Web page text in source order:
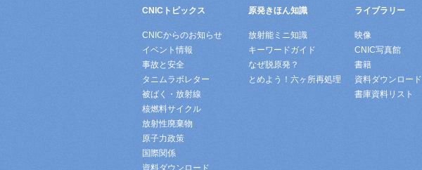
CNICトピックス
CNICからのお知らせ
イベント情報
事故と安全
タニムラボレター
被ばく・放射線
核燃料サイクル
放射性廃棄物
原子力政策
国際関係
原発きほん知識
放射能ミニ知識
キーワードガイド
なぜ脱原発？
とめよう！六ヶ所再処理
ライブラリー
映像
CNIC写真館
書籍
資料ダウンロード
書庫資料リスト